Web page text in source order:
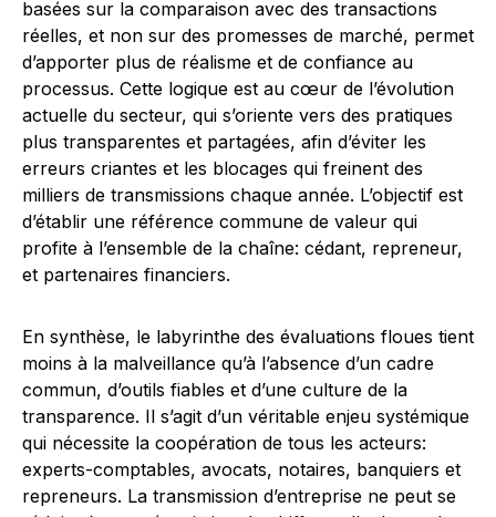
basées sur la comparaison avec des transactions
réelles, et non sur des promesses de marché, permet
d’apporter plus de réalisme et de confiance au
processus. Cette logique est au cœur de l’évolution
actuelle du secteur, qui s’oriente vers des pratiques
plus transparentes et partagées, afin d’éviter les
erreurs criantes et les blocages qui freinent des
milliers de transmissions chaque année. L’objectif est
d’établir une référence commune de valeur qui
profite à l’ensemble de la chaîne: cédant, repreneur,
et partenaires financiers.
En synthèse, le labyrinthe des évaluations floues tient
moins à la malveillance qu’à l’absence d’un cadre
commun, d’outils fiables et d’une culture de la
transparence. Il s’agit d’un véritable enjeu systémique
qui nécessite la coopération de tous les acteurs:
experts-comptables, avocats, notaires, banquiers et
repreneurs. La transmission d’entreprise ne peut se